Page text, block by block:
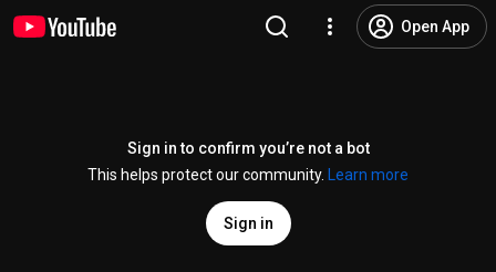
Open App
Sign in to confirm you’re not a bot
This helps protect our community.
Learn more
Sign in